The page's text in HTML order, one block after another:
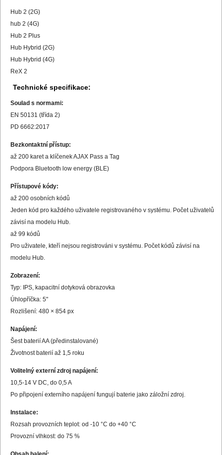
Hub 2 (2G)
hub 2 (4G)
Hub 2 Plus
Hub Hybrid (2G)
Hub Hybrid (4G)
ReX 2
Technické specifikace:
Soulad s normami:
EN 50131 (třída 2)
PD 6662:2017
Bezkontaktní přístup:
až 200 karet a klíčenek AJAX Pass a Tag
Podpora Bluetooth low energy (BLE)
Přístupové kódy:
až 200 osobních kódů
Jeden kód pro každého uživatele registrovaného v systému. Počet uživatelů
závisí na modelu Hub.
až 99 kódů
Pro uživatele, kteří nejsou registrováni v systému. Počet kódů závisí na
modelu Hub.
Zobrazení:
Typ: IPS, kapacitní dotyková obrazovka
Úhlopříčka: 5"
Rozlišení: 480 × 854 px
Napájení:
Šest baterií AA (předinstalované)
Životnost baterií až 1,5 roku
Volitelný externí zdroj napájení:
10,5-14 V DC, do 0,5 A
Po připojení externího napájení fungují baterie jako záložní zdroj.
Instalace:
Rozsah provozních teplot: od -10 °C do +40 °C
Provozní vlhkost: do 75 %